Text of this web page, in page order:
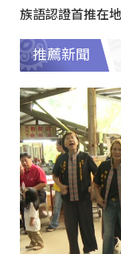
族語認證首推在
推薦新聞